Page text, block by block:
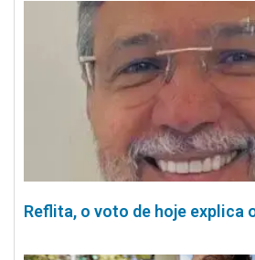
Reflita, o voto de hoje explica